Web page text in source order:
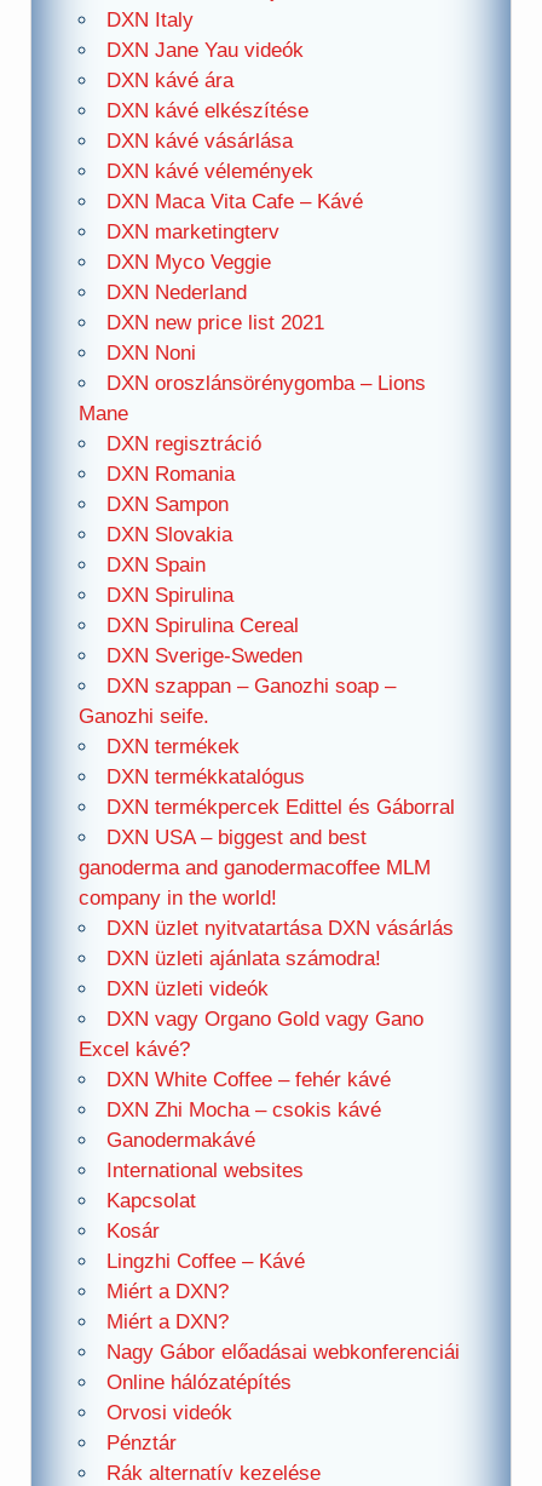
DXN Italy
DXN Jane Yau videók
DXN kávé ára
DXN kávé elkészítése
DXN kávé vásárlása
DXN kávé vélemények
DXN Maca Vita Cafe – Kávé
DXN marketingterv
DXN Myco Veggie
DXN Nederland
DXN new price list 2021
DXN Noni
DXN oroszlánsörénygomba – Lions
Mane
DXN regisztráció
DXN Romania
DXN Sampon
DXN Slovakia
DXN Spain
DXN Spirulina
DXN Spirulina Cereal
DXN Sverige-Sweden
DXN szappan – Ganozhi soap –
Ganozhi seife.
DXN termékek
DXN termékkatalógus
DXN termékpercek Edittel és Gáborral
DXN USA – biggest and best
ganoderma and ganodermacoffee MLM
company in the world!
DXN üzlet nyitvatartása DXN vásárlás
DXN üzleti ajánlata számodra!
DXN üzleti videók
DXN vagy Organo Gold vagy Gano
Excel kávé?
DXN White Coffee – fehér kávé
DXN Zhi Mocha – csokis kávé
Ganodermakávé
International websites
Kapcsolat
Kosár
Lingzhi Coffee – Kávé
Miért a DXN?
Miért a DXN?
Nagy Gábor előadásai webkonferenciái
Online hálózatépítés
Orvosi videók
Pénztár
Rák alternatív kezelése